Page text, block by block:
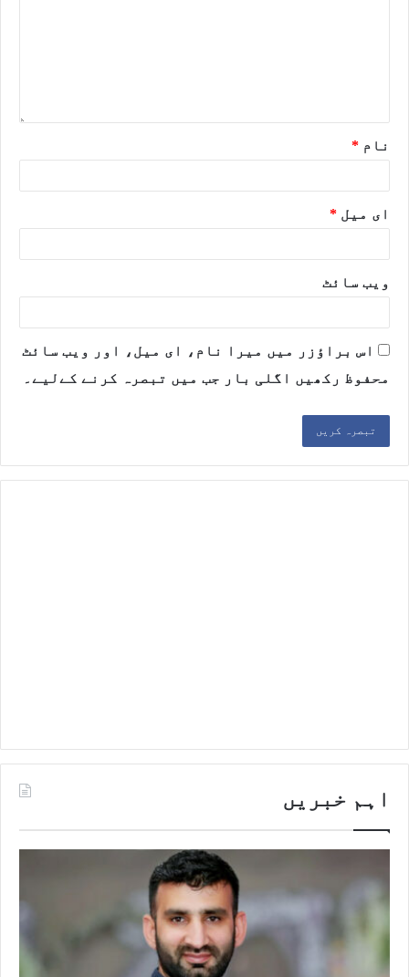
نام *
ای میل *
ویب‌ سائٹ
اس براؤزر میں میرا نام، ای میل، اور ویب سائٹ
محفوظ رکھیں اگلی بار جب میں تبصرہ کرنے کےلیے۔
اہم خبریں